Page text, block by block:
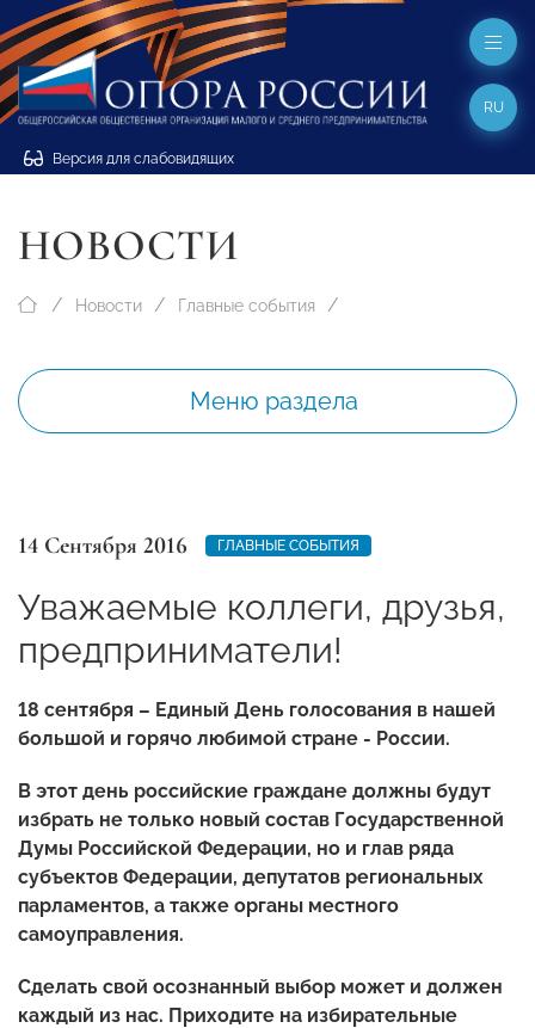
Версия для слабовидящих
RU
НОВОСТИ
Новости Главные события
Меню раздела
14 Сентября 2016 ГЛАВНЫЕ СОБЫТИЯ
Уважаемые коллеги, друзья,
предприниматели!
18 сентября – Единый День голосования в нашей
большой и горячо любимой стране - России.
В этот день российские граждане должны будут
избрать не только новый состав Государственной
Думы Российской Федерации, но и глав ряда
субъектов Федерации, депутатов региональных
парламентов, а также органы местного
самоуправления.
Сделать свой осознанный выбор может и должен
каждый из нас. Приходите на избирательные